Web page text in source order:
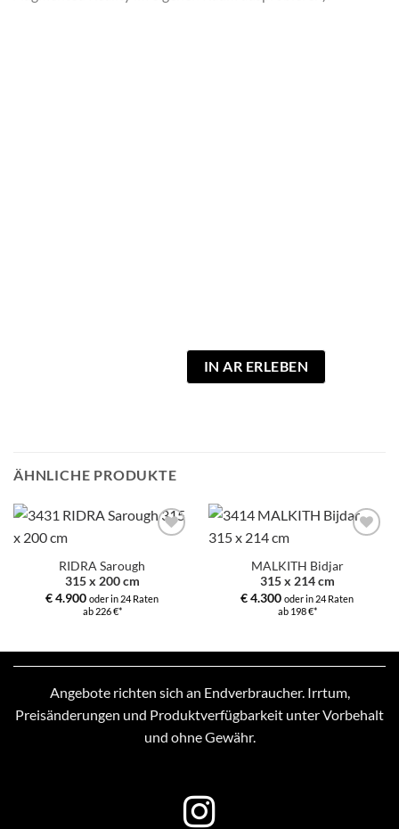
IN AR ERLEBEN
ÄHNLICHE PRODUKTE
Auswahl
hinzufügen
RIDRA Sarough
315 x 200 cm
€4.900 oder in 24 Raten
ab 226 €*
Auswahl
hinzufügen
MALKITH Bidjar
315 x 214 cm
€4.300 oder in 24 Raten
ab 198 €*
Angebote richten sich an Endverbraucher. Irrtum,
Preisänderungen und Produktverfügbarkeit unter Vorbehalt
und ohne Gewähr.